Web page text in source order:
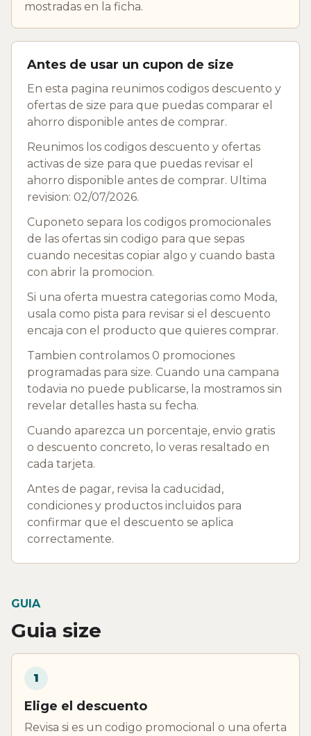
mostradas en la ficha.
Antes de usar un cupon de size
En esta pagina reunimos codigos descuento y
ofertas de size para que puedas comparar el
ahorro disponible antes de comprar.
Reunimos los codigos descuento y ofertas
activas de size para que puedas revisar el
ahorro disponible antes de comprar. Ultima
revision: 02/07/2026.
Cuponeto separa los codigos promocionales
de las ofertas sin codigo para que sepas
cuando necesitas copiar algo y cuando basta
con abrir la promocion.
Si una oferta muestra categorias como Moda,
usala como pista para revisar si el descuento
encaja con el producto que quieres comprar.
Tambien controlamos 0 promociones
programadas para size. Cuando una campana
todavia no puede publicarse, la mostramos sin
revelar detalles hasta su fecha.
Cuando aparezca un porcentaje, envio gratis
o descuento concreto, lo veras resaltado en
cada tarjeta.
Antes de pagar, revisa la caducidad,
condiciones y productos incluidos para
confirmar que el descuento se aplica
correctamente.
GUIA
Guia size
1
Elige el descuento
Revisa si es un codigo promocional o una oferta